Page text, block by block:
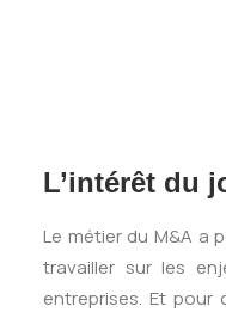
L’intérêt du
Le métier du M&A a
travailler sur les
entreprises. Et pour